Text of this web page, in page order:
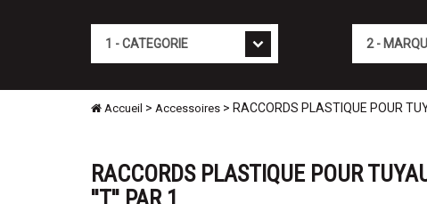
Accueil > Accessoires > RACCORDS PLASTIQUE POUR
RACCORDS PLASTIQUE POUR
''T'' PAR 1